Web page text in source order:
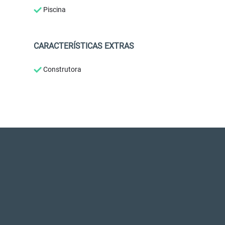
Piscina
CARACTERÍSTICAS EXTRAS
Construtora